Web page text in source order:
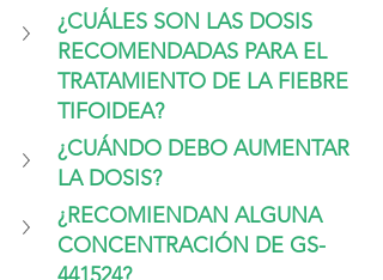
¿CUÁLES SON LAS DOSIS
RECOMENDADAS PARA EL
TRATAMIENTO DE LA FIEBRE
TIFOIDEA?
¿CUÁNDO DEBO AUMENTAR
LA DOSIS?
¿RECOMIENDAN ALGUNA
CONCENTRACIÓN DE GS-